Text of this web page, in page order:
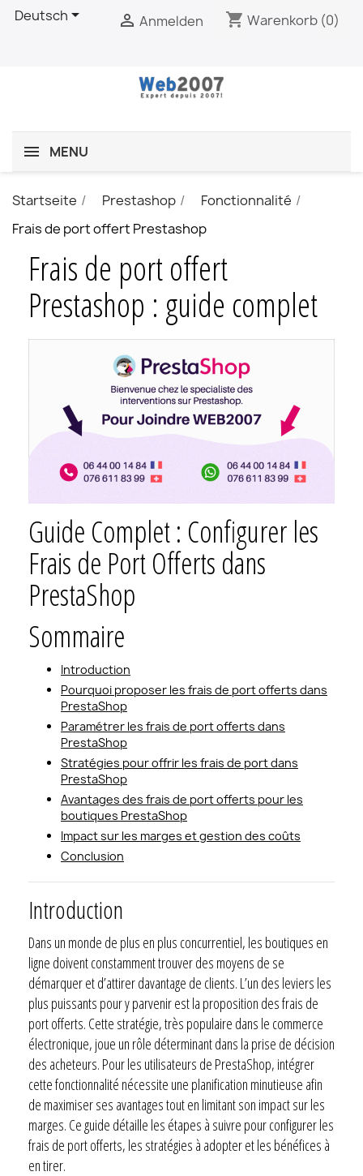
Deutsch  Anmelden shopping_cart Warenkorb (0)
MENU
Startseite Prestashop
Fonctionnalité
Frais de port offert Prestashop
Frais de port offert
Prestashop : guide complet
Guide Complet : Configurer les
Frais de Port Offerts dans
PrestaShop
Sommaire
Introduction
Pourquoi proposer les frais de port offerts dans
PrestaShop
Paramétrer les frais de port offerts dans
PrestaShop
Stratégies pour offrir les frais de port dans
PrestaShop
Avantages des frais de port offerts pour les
boutiques PrestaShop
Impact sur les marges et gestion des coûts
Conclusion
Introduction
Dans un monde de plus en plus concurrentiel, les boutiques en
ligne doivent constamment trouver des moyens de se
démarquer et d’attirer davantage de clients. L’un des leviers les
plus puissants pour y parvenir est la proposition des frais de
port offerts. Cette stratégie, très populaire dans le commerce
électronique, joue un rôle déterminant dans la prise de décision
des acheteurs. Pour les utilisateurs de PrestaShop, intégrer
cette fonctionnalité nécessite une planification minutieuse afin
de maximiser ses avantages tout en limitant son impact sur les
marges. Ce guide détaille les étapes à suivre pour configurer les
frais de port offerts, les stratégies à adopter et les bénéfices à
en tirer.